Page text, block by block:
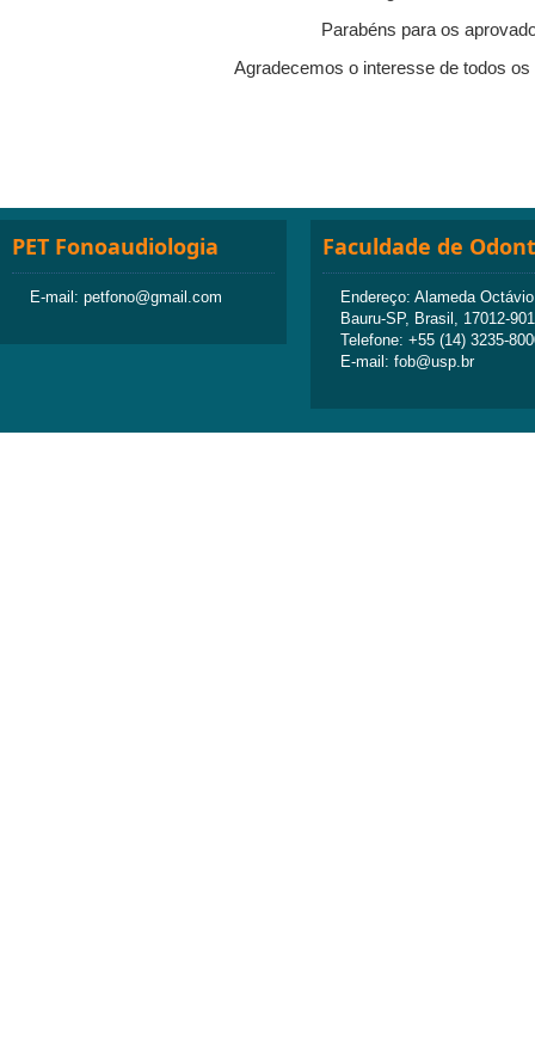
Parabéns para os
Agradecemos o interesse de todos os
PET Fonoaudiologia
E-mail: petfono@gmail.com
Faculdade de
Endereço: Alameda
Bauru-SP, Brasil, 17012-901
Telefone: +55 (14) 3235-
E-mail: fob@usp.br